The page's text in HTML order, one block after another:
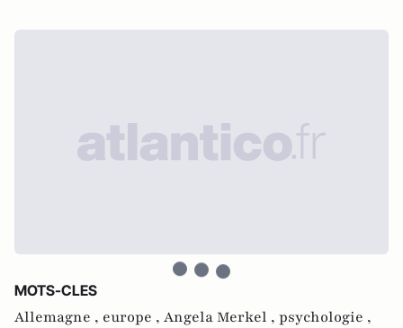
MOTS-CLES
Allemagne , europe , Angela Merkel , psychologie ,